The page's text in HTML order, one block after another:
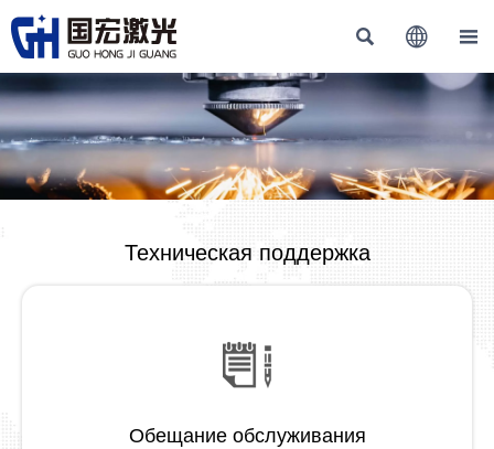
  
Техническая поддержка
Обещание обслуживания